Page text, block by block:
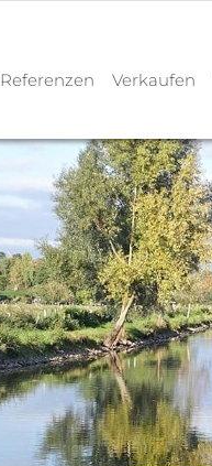
Referenzen Verkaufen